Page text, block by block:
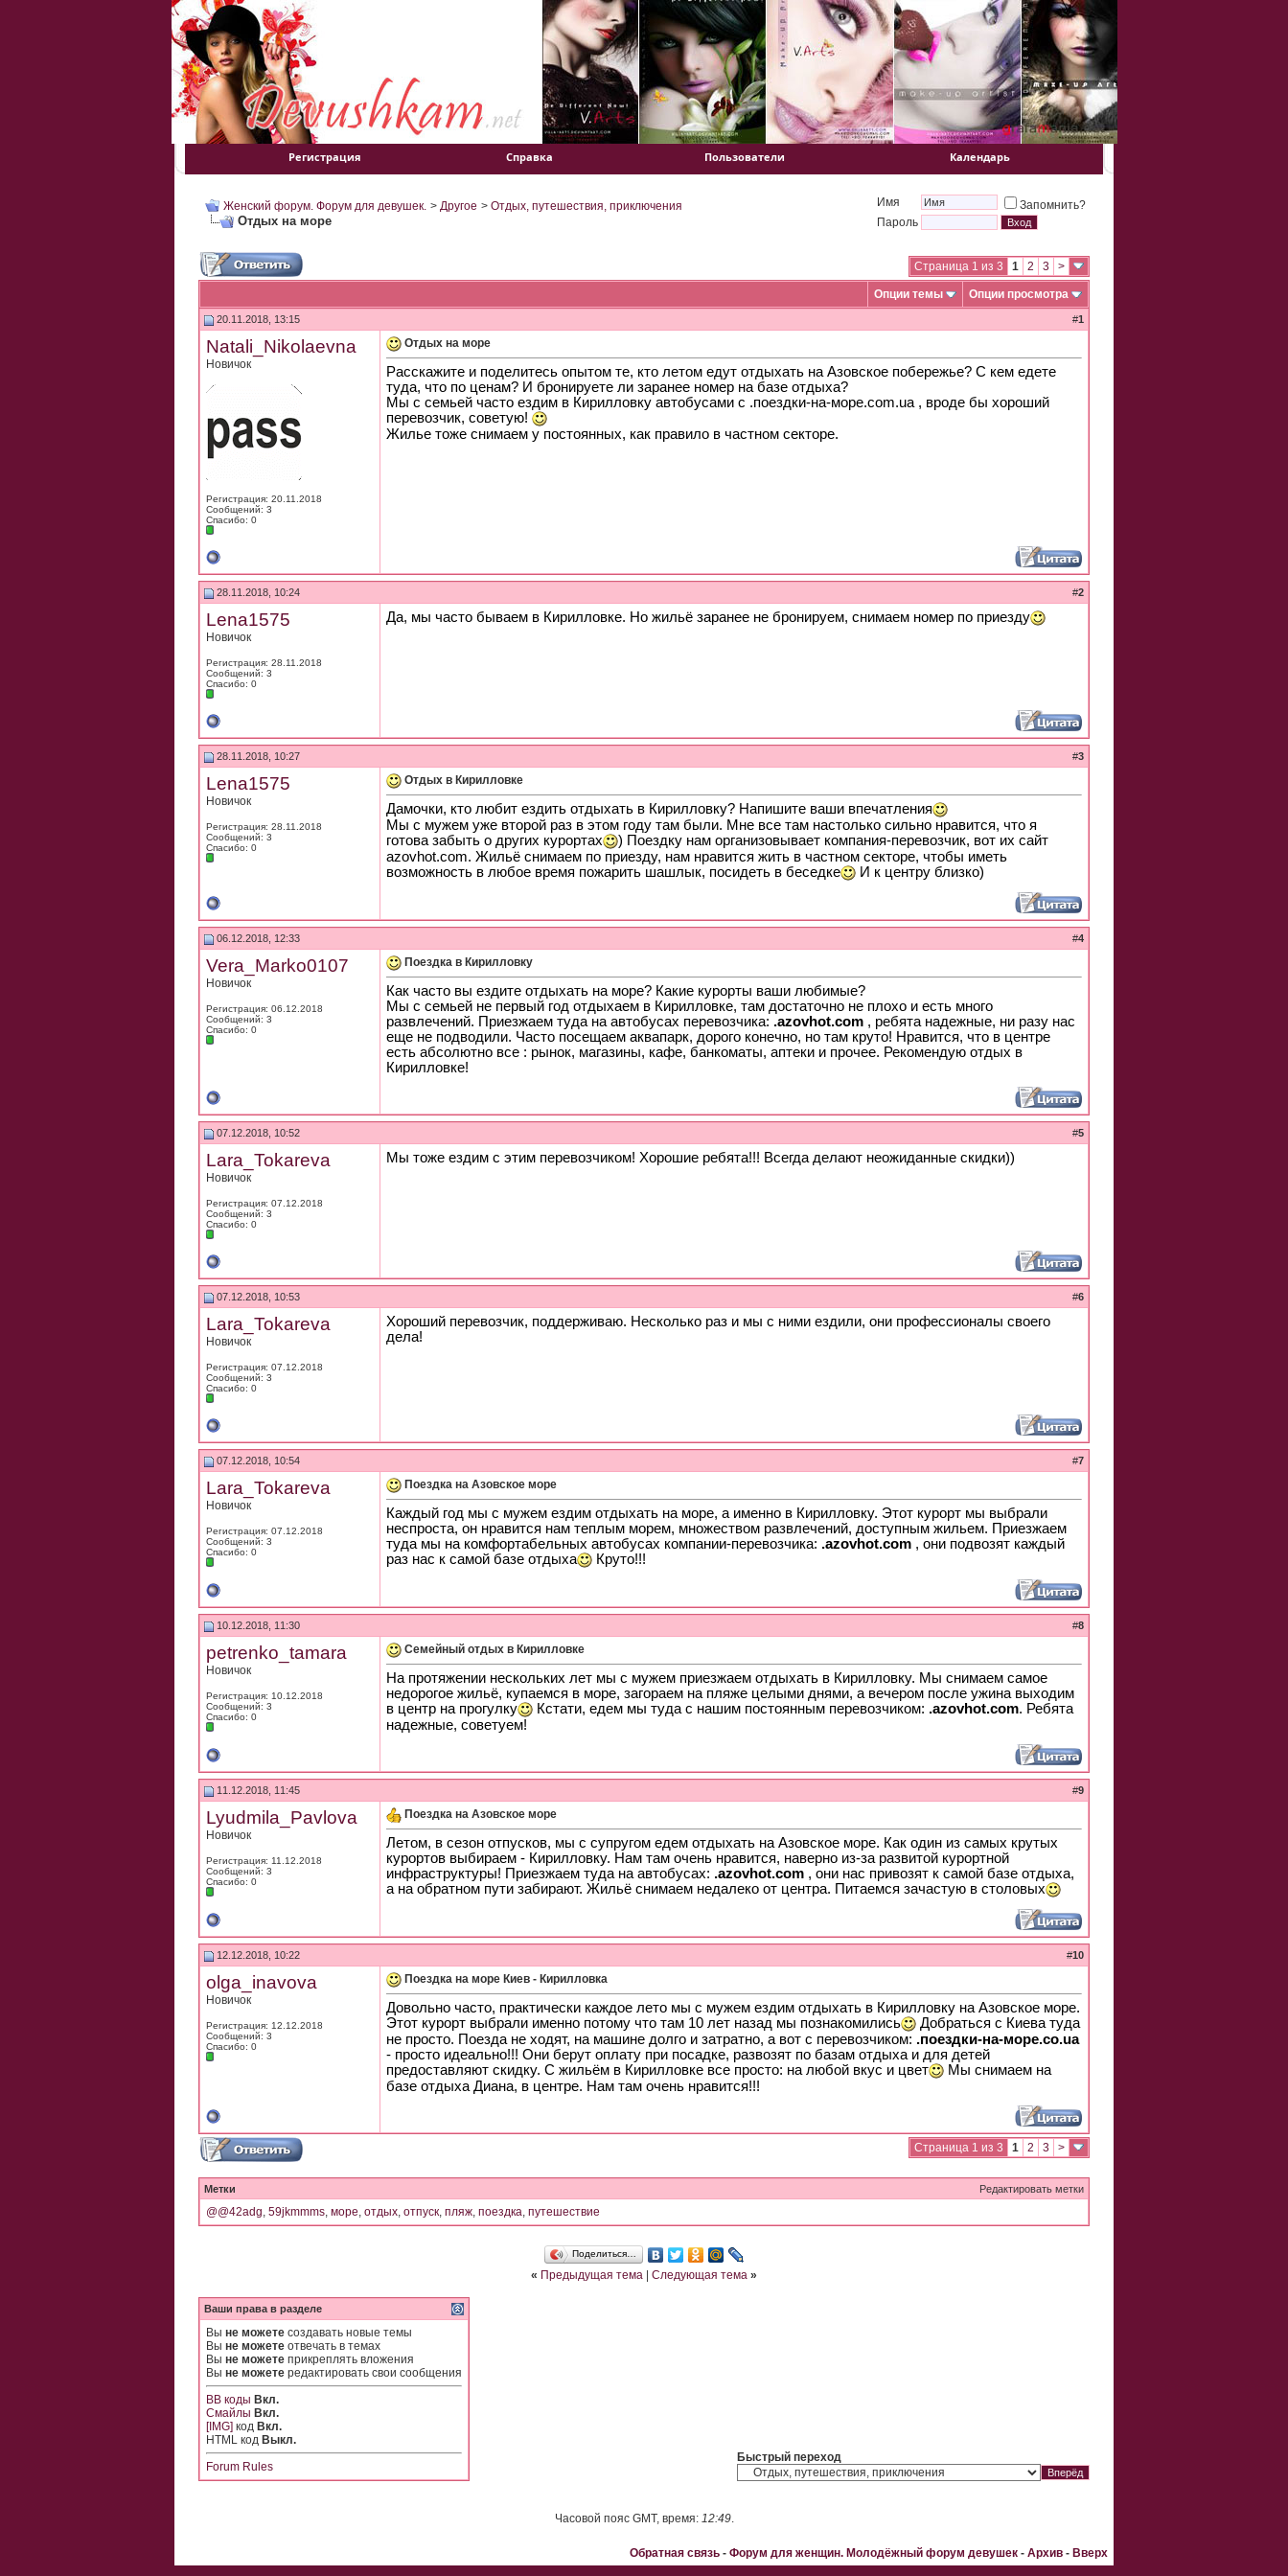
Регистрация Справка Пользователи Календарь
Женский форум. Форум для девушек. > Другое > Отдых, путешествия, приключения
Отдых на море
Имя
Запомнить?
Пароль
Страница 1 из 3 1 2 3 >
Опции темы Опции просмотра
20.11.2018, 13:15 #1
Natali_Nikolaevna
Новичок
Регистрация: 20.11.2018
Сообщений: 3
Спасибо: 0
Отдых на море
Расскажите и поделитесь опытом те, кто летом едут отдыхать на Азовское побережье? С кем едете
туда, что по ценам? И бронируете ли заранее номер на базе отдыха?
Мы с семьей часто ездим в Кирилловку автобусами с .поездки-на-море.com.ua , вроде бы хороший
перевозчик, советую!
Жилье тоже снимаем у постоянных, как правило в частном секторе.
28.11.2018, 10:24 #2
Lena1575
Новичок
Регистрация: 28.11.2018
Сообщений: 3
Спасибо: 0
Да, мы часто бываем в Кирилловке. Но жильё заранее не бронируем, снимаем номер по приезду
28.11.2018, 10:27 #3
Lena1575
Новичок
Регистрация: 28.11.2018
Сообщений: 3
Спасибо: 0
Отдых в Кирилловке
Дамочки, кто любит ездить отдыхать в Кирилловку? Напишите ваши впечатления
Мы с мужем уже второй раз в этом году там были. Мне все там настолько сильно нравится, что я
готова забыть о других курортах
) Поездку нам организовывает компания-перевозчик, вот их сайт
azovhot.com. Жильё снимаем по приезду, нам нравится жить в частном секторе, чтобы иметь
возможность в любое время пожарить шашлык, посидеть в беседке
И к центру близко)
06.12.2018, 12:33 #4
Vera_Marko0107
Новичок
Регистрация: 06.12.2018
Сообщений: 3
Спасибо: 0
Поездка в Кирилловку
Как часто вы ездите отдыхать на море? Какие курорты ваши любимые?
Мы с семьей не первый год отдыхаем в Кирилловке, там достаточно не плохо и есть много
развлечений. Приезжаем туда на автобусах перевозчика: .azovhot.com , ребята надежные, ни разу нас
еще не подводили. Часто посещаем аквапарк, дорого конечно, но там круто! Нравится, что в центре
есть абсолютно все : рынок, магазины, кафе, банкоматы, аптеки и прочее. Рекомендую отдых в
Кирилловке!
07.12.2018, 10:52 #5
Lara_Tokareva
Новичок
Регистрация: 07.12.2018
Сообщений: 3
Спасибо: 0
Мы тоже ездим с этим перевозчиком! Хорошие ребята!!! Всегда делают неожиданные скидки))
07.12.2018, 10:53 #6
Lara_Tokareva
Новичок
Регистрация: 07.12.2018
Сообщений: 3
Спасибо: 0
Хороший перевозчик, поддерживаю. Несколько раз и мы с ними ездили, они профессионалы своего
дела!
07.12.2018, 10:54 #7
Lara_Tokareva
Новичок
Регистрация: 07.12.2018
Сообщений: 3
Спасибо: 0
Поездка на Азовское море
Каждый год мы с мужем ездим отдыхать на море, а именно в Кирилловку. Этот курорт мы выбрали
неспроста, он нравится нам теплым морем, множеством развлечений, доступным жильем. Приезжаем
туда мы на комфортабельных автобусах компании-перевозчика: .azovhot.com , они подвозят каждый
раз нас к самой базе отдыха
Круто!!!
10.12.2018, 11:30 #8
petrenko_tamara
Новичок
Регистрация: 10.12.2018
Сообщений: 3
Спасибо: 0
Семейный отдых в Кирилловке
На протяжении нескольких лет мы с мужем приезжаем отдыхать в Кирилловку. Мы снимаем самое
недорогое жильё, купаемся в море, загораем на пляже целыми днями, а вечером после ужина выходим
в центр на прогулку
Кстати, едем мы туда с нашим постоянным перевозчиком: .azovhot.com. Ребята
надежные, советуем!
11.12.2018, 11:45 #9
Lyudmila_Pavlova
Новичок
Регистрация: 11.12.2018
Сообщений: 3
Спасибо: 0
Поездка на Азовское море
Летом, в сезон отпусков, мы с супругом едем отдыхать на Азовское море. Как один из самых крутых
курортов выбираем - Кирилловку. Нам там очень нравится, наверно из-за развитой курортной
инфраструктуры! Приезжаем туда на автобусах: .azovhot.com , они нас привозят к самой базе отдыха,
а на обратном пути забирают. Жильё снимаем недалеко от центра. Питаемся зачастую в столовых
12.12.2018, 10:22 #10
olga_inavova
Новичок
Регистрация: 12.12.2018
Сообщений: 3
Спасибо: 0
Поездка на море Киев - Кирилловка
Довольно часто, практически каждое лето мы с мужем ездим отдыхать в Кирилловку на Азовское море.
Этот курорт выбрали именно потому что там 10 лет назад мы познакомились
Добраться с Киева туда
не просто. Поезда не ходят, на машине долго и затратно, а вот с перевозчиком: .поездки-на-море.co.ua
- просто идеально!!! Они берут оплату при посадке, развозят по базам отдыха и для детей
предоставляют скидку. С жильём в Кирилловке все просто: на любой вкус и цвет
Мы снимаем на
базе отдыха Диана, в центре. Нам там очень нравится!!!
Страница 1 из 3 1 2 3 >
Редактировать метки
Метки
@@42adg, 59jkmmms, море, отдых, отпуск, пляж, поездка, путешествие
Поделиться…
« Предыдущая тема Следующая тема »
Ваши права в разделе
Вы не можете создавать новые темы
Вы не можете отвечать в темах
Вы не можете прикреплять вложения
Вы не можете редактировать свои сообщения
BB коды Вкл.
Смайлы Вкл.
[IMG] код Вкл.
HTML код Выкл.
Forum Rules
Быстрый переход
Часовой пояс GMT, время: 12:49.
Обратная связь - Форум для женщин. Молодёжный форум девушек - Архив - Вверх